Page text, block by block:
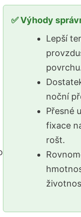
✅ Výhody
Lepší
noční
Přesné
fixace
rošt.